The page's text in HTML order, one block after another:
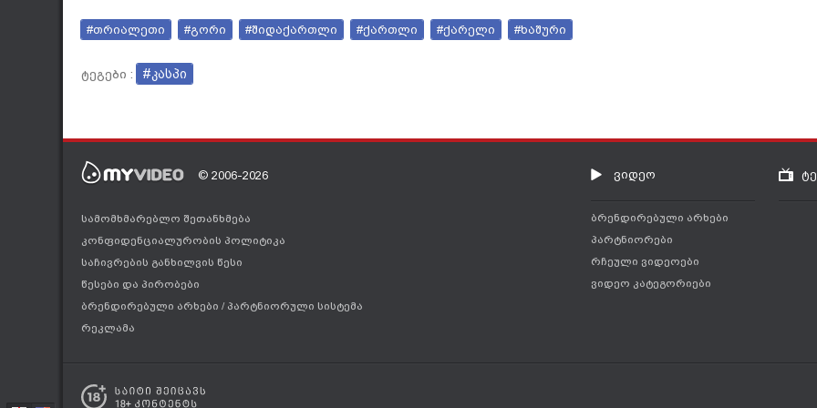
#თრიალეთი #გორი #შიდაქართლი #ქართლი #ქარელი #ხაშური
ტეგები : #კასპი
© 2006-2026
სამომხმარებლო შეთანხმება
კონფიდენციალურობის პოლიტიკა
საჩივრების განხილვის წესი
წესები და პირობები
ბრენდირებული არხები / პარტნიორული სისტემა
რეკლამა
ვიდეო
ბრენდირებული არხები
პარტნიორები
რჩეული ვიდეოები
ვიდეო კატეგორიები